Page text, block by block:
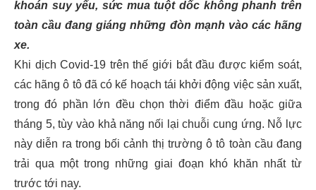
khoán suy yếu, sức mua tuột dốc không phanh trên
toàn cầu đang giáng những đòn mạnh vào các hãng
xe.
Khi dịch Covid-19 trên thế giới bắt đầu được kiểm soát,
các hãng ô tô đã có kế hoạch tái khởi động việc sản xuất,
trong đó phần lớn đều chọn thời điểm đầu hoặc giữa
tháng 5, tùy vào khả năng nối lại chuỗi cung ứng. Nỗ lực
này diễn ra trong bối cảnh thị trường ô tô toàn cầu đang
trải qua một trong những giai đoạn khó khăn nhất từ
trước tới nay.